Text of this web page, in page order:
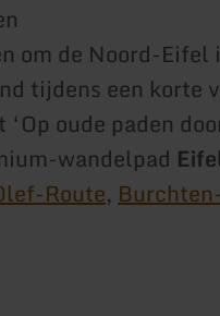
om de Noord-Eifel
tijdens een korte
oude paden
wandelpad
Route,